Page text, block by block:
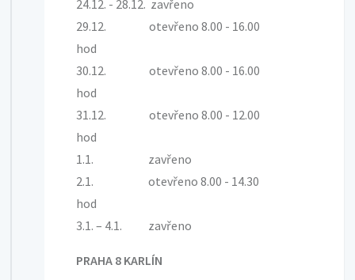
24.12. - 28.12. zavřeno
29.12. otevřeno 8.00 - 16.00
hod
30.12. otevřeno 8.00 - 16.00
hod
31.12. otevřeno 8.00 - 12.00
hod
1.1. zavřeno
2.1. otevřeno 8.00 - 14.30
hod
3.1. – 4.1. zavřeno
PRAHA 8 KARLÍN